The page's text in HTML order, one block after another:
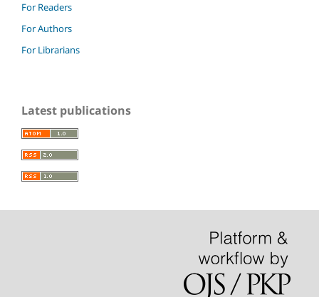
For Readers
For Authors
For Librarians
Latest publications